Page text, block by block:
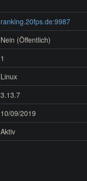
ranking.20fps.de:9987
Nein (Öffentlich)
1
Linux
3.13.7
10/09/2019
Aktiv